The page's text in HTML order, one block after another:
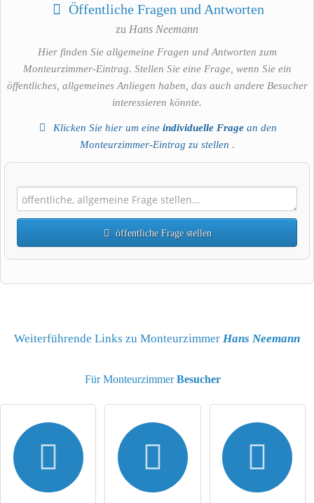
Öffentliche Fragen und Antworten
zu Hans Neemann
Hier finden Sie allgemeine Fragen und Antworten zum
Monteurzimmer-Eintrag. Stellen Sie eine Frage, wenn Sie ein
öffentliches, allgemeines Anliegen haben, das auch andere Besucher
interessieren könnte.
Klicken Sie hier um eineindividuelle Frage an den
Monteurzimmer-Eintrag zu stellen .
öffentliche Frage stellen
Name
Hiermit akzeptiere ich die .
Weiterführende Links zu Monteurzimmer Hans Neemann
Für MonteurzimmerBesucher